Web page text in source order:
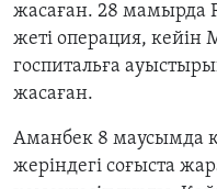
жасаған. 28 мамырда
жеті операция, кейін
госпитальға
жасаған.
Аманбек 8 маусымда
жеріндегі соғыста